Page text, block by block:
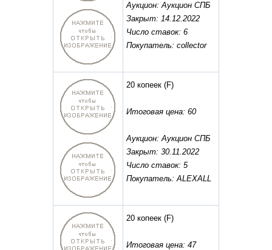
Аукцион: Аукцион СПБ
Закрыт: 14.12.2022
Число ставок: 6
Покупатель: collector
20 копеек (F)
Итоговая цена: 60
Аукцион: Аукцион СПБ
Закрыт: 30.11.2022
Число ставок: 5
Покупатель: ALEXALL
20 копеек (F)
Итоговая цена: 47